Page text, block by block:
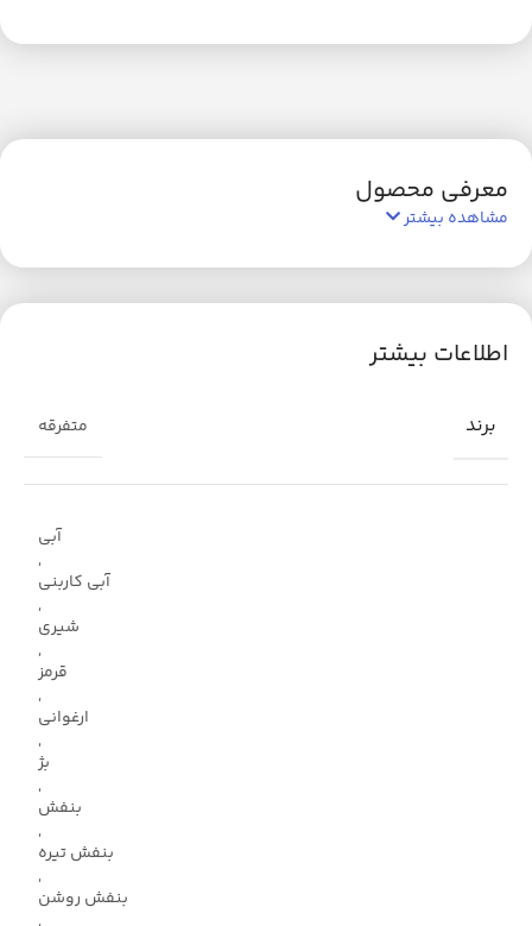
معرفی محصول
مشاهده بیشتر
اطلاعات بیشتر
برند متفرقه
آبی
,
آبی کاربنی
,
شیری
,
قرمز
,
ارغوانی
,
بژ
,
بنفش
,
بنفش تیره
,
بنفش روشن